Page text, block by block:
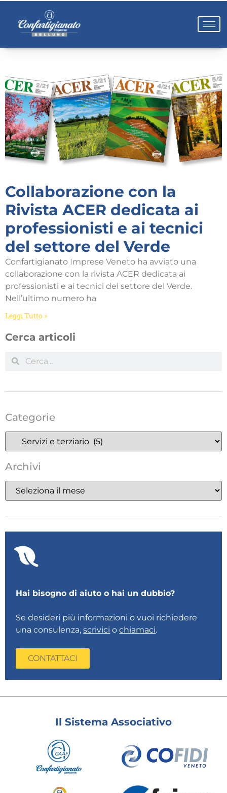
Collaborazione con la
Rivista ACER dedicata ai
professionisti e ai tecnici
del settore del Verde
Confartigianato Imprese Veneto ha avviato una
collaborazione con la rivista ACER dedicata ai
professionisti e ai tecnici del settore del Verde.
Nell’ultimo numero ha
Leggi Tutto »
Cerca articoli
Categorie
Archivi
Hai bisogno di aiuto o hai un dubbio?
Se desideri più informazioni o vuoi richiedere
una consulenza,scrivici ochiamaci.
CONTATTACI
Il Sistema Associativo